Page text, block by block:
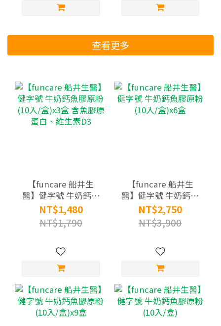
查看更多
【funcare 船井生
醫】健字號 牛奶鈣魚
膠原粉(10入/盒)x3盒
含魚膠原蛋白、維生
素D3
NT$1,480
NT$1,790
【funcare 船井生
醫】健字號 牛奶鈣魚
膠原粉(10入/盒)x6盒
NT$2,750
NT$3,900